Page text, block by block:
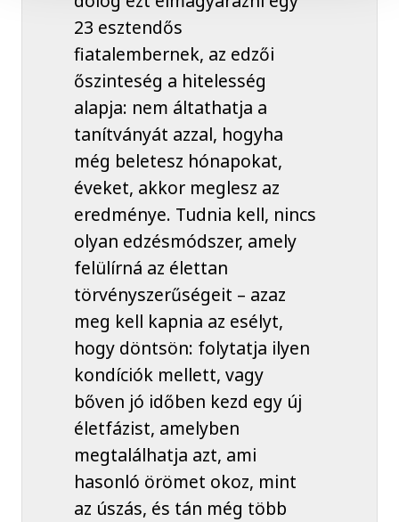
23 esztendős
fiatalembernek, az edzői
őszinteség a hitelesség
alapja: nem áltathatja a
tanítványát azzal, hogyha
még beletesz hónapokat,
éveket, akkor meglesz az
eredménye. Tudnia kell, nincs
olyan edzésmódszer, amely
felülírná az élettan
törvényszerűségeit – azaz
meg kell kapnia az esélyt,
hogy döntsön: folytatja ilyen
kondíciók mellett, vagy
bőven jó időben kezd egy új
életfázist, amelyben
megtalálhatja azt, ami
hasonló örömet okoz, mint
az úszás, és tán még több